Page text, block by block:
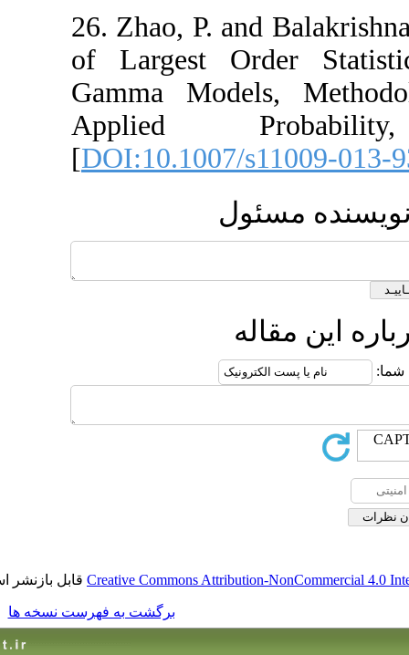
26. Zhao‎, ‎P. ‎and‎
of Largest
Gamma‎
Applied
[DOI:10.1007/
Creative Commons Attribution-قابل بازنشر است.
برگشت به فهرست نسخه ها